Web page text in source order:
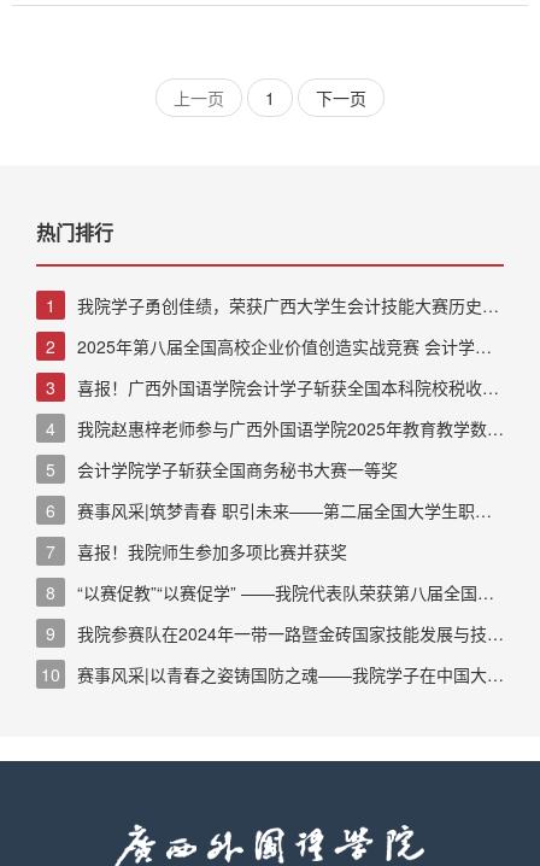
上一页 1 下一页
热门排行
1
我院学子勇创佳绩，荣获广西大学生会计技能大赛历史最
佳成绩
2
2025年第八届全国高校企业价值创造实战竞赛 会计学院
荣获全国二等奖
3
喜报！广西外国语学院会计学子斩获全国本科院校税收风
险管控案例大赛全国二等奖
4
我院赵惠梓老师参与广西外国语学院2025年教育教学数字
化大赛荣获二等奖
5
会计学院学子斩获全国商务秘书大赛一等奖
6
赛事风采|筑梦青春 职引未来——第二届全国大学生职业
规划大赛广西赛区总决赛银奖选手李雨辰心得分享
7
喜报！我院师生参加多项比赛并获奖
8
“以赛促教”“以赛促学” ——我院代表队荣获第八届全国大
学生智能审计竞赛本科组一等奖
9
我院参赛队在2024年一带一路暨金砖国家技能发展与技术
创新大赛之财经素养赛项中喜获佳绩
10
赛事风采|以青春之姿铸国防之魂——我院学子在中国大学